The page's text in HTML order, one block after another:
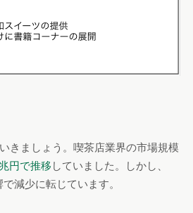
きましょう。喫茶店業界の市場規模
円で推移 していました。しかし、
減少に転じています。